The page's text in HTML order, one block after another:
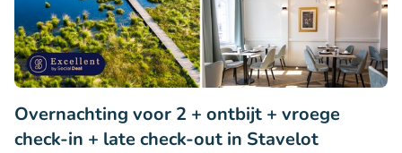
Overnachting voor 2 + ontbijt + vroege
check-in + late check-out in Stavelot